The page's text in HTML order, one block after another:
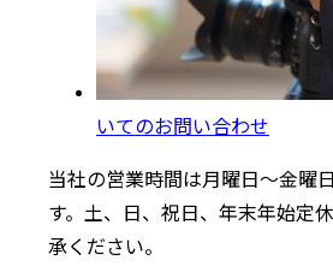
いてのお問い合わせ
当社の営業時間は月曜日～金曜
す。土、日、祝日、年末年始定
承ください。